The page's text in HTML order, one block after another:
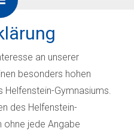
an unserer
besonders hohen
Gymnasiums.
des Helfenstein-
ohne jede Angabe